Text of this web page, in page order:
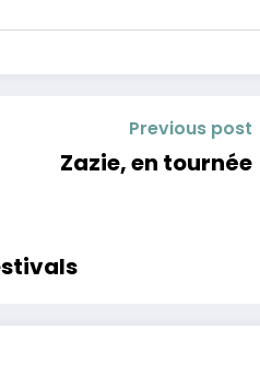
Previous post
Zazie, en tournée